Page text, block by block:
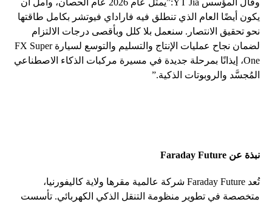
وقال المؤسس YT Jia:”يمثل عام 2026 عام الحصان، وآمل أن
يكون أيضًا العام الذي تنطلق فيه فاراداي فيوتشر بكامل طاقتها
نحو تحقيق الانتصار. سنعمل بلا كلل وبأقصى درجات الالتزام
لضمان نجاح عمليات الإنتاج والتسليم والتوسع لسيارة FX Super
One، إيذانًا بمرحلة جديدة في مسيرة مركبات الذكاء الاصطناعي
المُجسَّد والروبوتات الذكية.”
نبذة عن Faraday Future
تُعد Faraday Future شركة عالمية مقرها ولاية كاليفورنيا،
متخصصة في تطوير منظومة التنقل الذكي الكهربائي. تأسست